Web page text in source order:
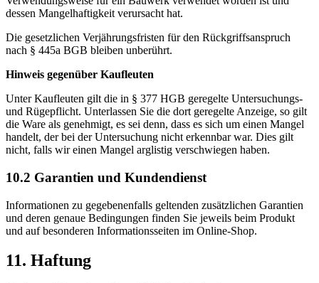
dessen Mangelhaftigkeit verursacht hat.
Die gesetzlichen Verjährungsfristen für den Rückgriffsanspruch
nach § 445a BGB bleiben unberührt.
Hinweis gegenüber Kaufleuten
Unter Kaufleuten gilt die in § 377 HGB geregelte Untersuchungs-
und Rügepflicht. Unterlassen Sie die dort geregelte Anzeige, so gilt
die Ware als genehmigt, es sei denn, dass es sich um einen Mangel
handelt, der bei der Untersuchung nicht erkennbar war. Dies gilt
nicht, falls wir einen Mangel arglistig verschwiegen haben.
10.2 Garantien und Kundendienst
Informationen zu gegebenenfalls geltenden zusätzlichen Garantien
und deren genaue Bedingungen finden Sie jeweils beim Produkt
und auf besonderen Informationsseiten im Online-Shop.
11. Haftung